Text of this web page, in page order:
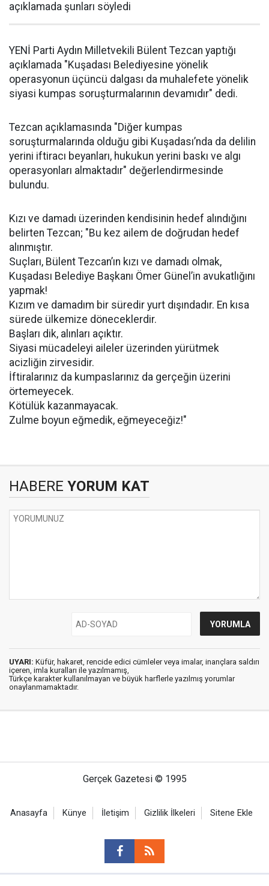
açıklamada şunları söyledi
YENİ Parti Aydın Milletvekili Bülent Tezcan yaptığı
açıklamada "Kuşadası Belediyesine yönelik
operasyonun üçüncü dalgası da muhalefete yönelik
siyasi kumpas soruşturmalarının devamıdır" dedi.
Tezcan açıklamasında "Diğer kumpas
soruşturmalarında olduğu gibi Kuşadası’nda da delilin
yerini iftiracı beyanları, hukukun yerini baskı ve algı
operasyonları almaktadır" değerlendirmesinde
bulundu.
Kızı ve damadı üzerinden kendisinin hedef alındığını
belirten Tezcan; "Bu kez ailem de doğrudan hedef
alınmıştır.
Suçları, Bülent Tezcan’ın kızı ve damadı olmak,
Kuşadası Belediye Başkanı Ömer Günel’in avukatlığını
yapmak!
Kızım ve damadım bir süredir yurt dışındadır. En kısa
sürede ülkemize döneceklerdir.
Başları dik, alınları açıktır.
Siyasi mücadeleyi aileler üzerinden yürütmek
acizliğin zirvesidir.
İftiralarınız da kumpaslarınız da gerçeğin üzerini
örtemeyecek.
Kötülük kazanmayacak.
Zulme boyun eğmedik, eğmeyeceğiz!"
HABERE YORUM KAT
UYARI: Küfür, hakaret, rencide edici cümleler veya imalar, inançlara saldırı
içeren, imla kuralları ile yazılmamış,
Türkçe karakter kullanılmayan ve büyük harflerle yazılmış yorumlar
onaylanmamaktadır.
Gerçek Gazetesi © 1995
Anasayfa Künye İletişim Gizlilik İlkeleri Sitene Ekle